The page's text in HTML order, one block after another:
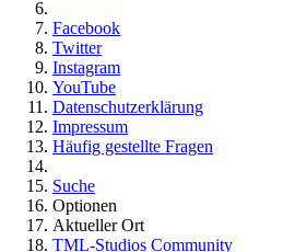
Facebook
Twitter
Instagram
YouTube
Datenschutzerklärung
Impressum
Häufig gestellte Fragen
Suche
Optionen
Aktueller Ort
TML-Studios Community